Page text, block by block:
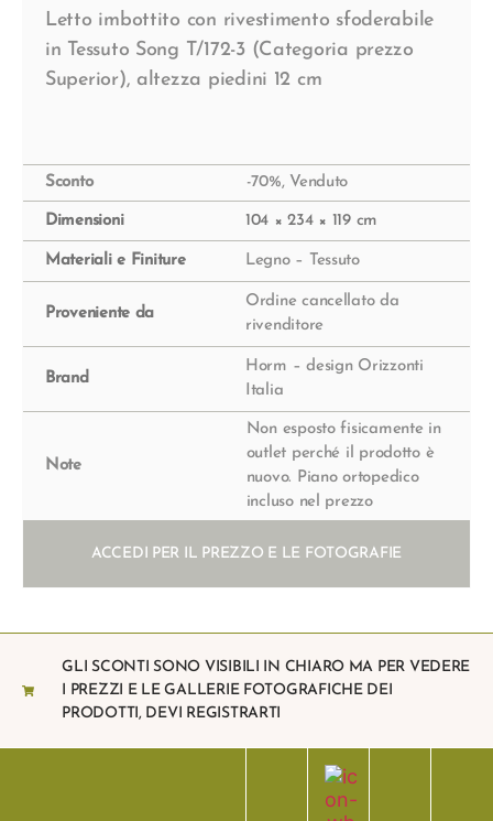
Letto imbottito con rivestimento sfoderabile
in Tessuto Song T/172-3 (Categoria prezzo
Superior), altezza piedini 12 cm
Sconto -70%, Venduto
Dimensioni 104 × 234 × 119 cm
Materiali e Finiture Legno – Tessuto
Proveniente da
Ordine cancellato da
rivenditore
Brand
Horm – design Orizzonti
Italia
Note
Non esposto fisicamente in
outlet perché il prodotto è
nuovo. Piano ortopedico
incluso nel prezzo
ACCEDI PER IL PREZZO E LE FOTOGRAFIE
GLI SCONTI SONO VISIBILI IN CHIARO MA PER VEDERE
I PREZZI E LE GALLERIE FOTOGRAFICHE DEI
PRODOTTI, DEVI REGISTRARTI